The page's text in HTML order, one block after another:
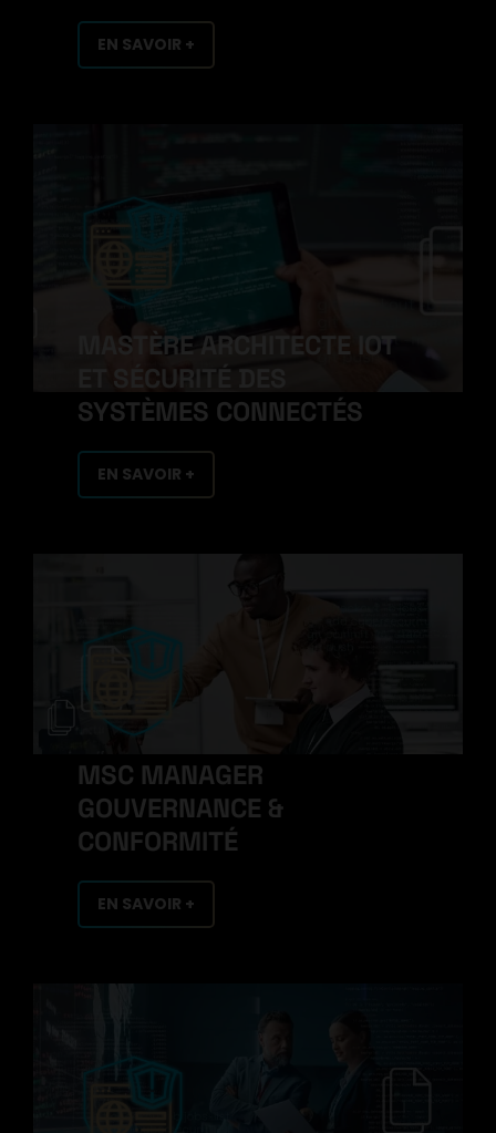
EN SAVOIR +
MASTÈRE ARCHITECTE IOT
ET SÉCURITÉ DES
SYSTÈMES CONNECTÉS
EN SAVOIR +
MSC MANAGER
GOUVERNANCE &
CONFORMITÉ
EN SAVOIR +